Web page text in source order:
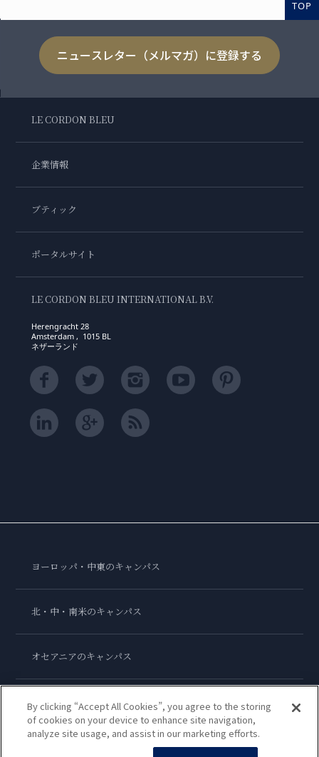
TOP
ニュースレター（メルマガ）に登録する
LE CORDON BLEU
企業情報
ブティック
ポータルサイト
LE CORDON BLEU INTERNATIONAL B.V.
Herengracht 28
Amsterdam , 1015 BL
ネザーランド
ヨーロッパ・中東のキャンパス
北・中・南米のキャンパス
オセアニアのキャンパス
アジアのキャンパス
ル・コルドン・ブルー・インターナショナル
By clicking “Accept All Cookies”, you agree to the storing
of cookies on your device to enhance site navigation,
analyze site usage, and assist in our marketing efforts.